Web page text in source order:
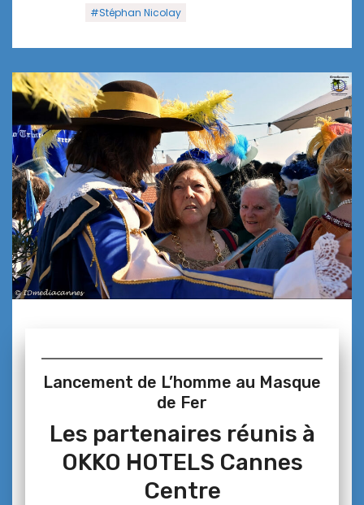
#Stéphan Nicolay
Lancement de L’homme au Masque
de Fer
Les partenaires réunis à
OKKO HOTELS Cannes
Centre